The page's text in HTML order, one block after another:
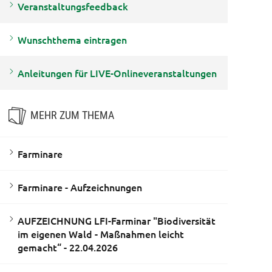
Veranstaltungsfeedback
Wunschthema eintragen
Anleitungen für LIVE-Onlineveranstaltungen
MEHR ZUM THEMA
Farminare
Farminare - Aufzeichnungen
AUFZEICHNUNG LFI-Farminar "Biodiversität
im eigenen Wald - Maßnahmen leicht
gemacht“ - 22.04.2026